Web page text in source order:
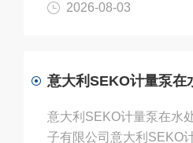
机械结构一致；防爆电机
泄压：关闭进出口阀门，
腐手套、护目镜，强酸、
护；禁止私自拆开防爆电
2026-08-03
意大利SEKO计量泵在
意大利SEKO计量泵在水
子有限公司意大利SEKO